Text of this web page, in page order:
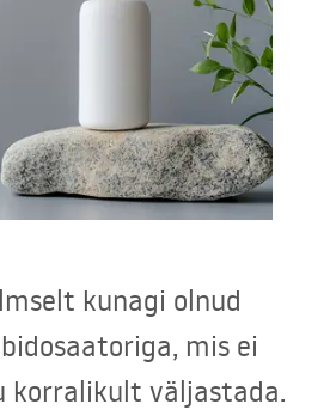
kunagi olnud
mis ei
korralikult väljastada.